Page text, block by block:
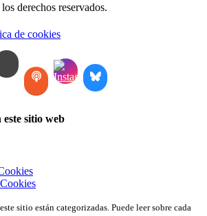
derechos reservados.
de cookies
este sitio web
sitio están categorizadas. Puede leer sobre cada